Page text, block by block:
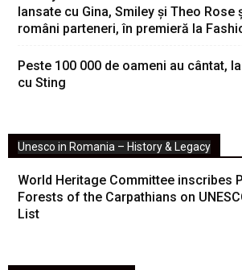
lansate cu Gina, Smiley și Theo Rose
români parteneri, în premieră la
Peste 100 000 de oameni au cântat,
cu Sting
Unesco in Romania – History & Legacy
World Heritage Committee inscribes
Forests of the Carpathians on
List